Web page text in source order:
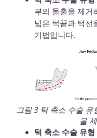
부의 돌출을 제거
넓은 턱끝과 턱선
기법입니다.
그림 3 턱 축소 수술
을
턱 축소 수술 유